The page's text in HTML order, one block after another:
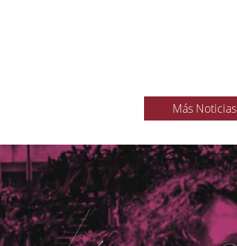
Más Noticias